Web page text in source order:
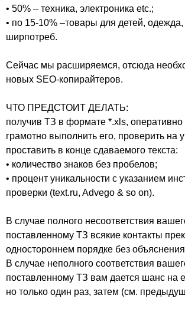
• 50% – техника, электроника etc.;
• по 15-10% –товары для детей, одежда,
ширпотреб.
Сейчас мы расширяемся, отсюда
новых SEO-копирайтеров.
ЧТО ПРЕДСТОИТ ДЕЛАТЬ:
получив ТЗ в формате *.xls, оперативно
грамотно выполнить его, проверить на
проставить в конце сдаваемого текста:
• количество знаков без пробелов;
• процент уникальности с указанием
проверки (text.ru, Advego & so on).
В случае полного несоответствия
поставленному ТЗ всякие контакты
одностороннем порядке без
В случае неполного соответствия
поставленному ТЗ вам дается шанс на
но только один раз, затем (см.